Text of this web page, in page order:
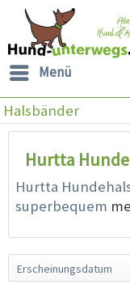
Menü
Halsbänder
Hurtta
Hurtta
superbequem